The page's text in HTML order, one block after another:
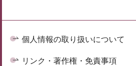
個人情報の取り扱いについて
リンク・著作権・免責事項